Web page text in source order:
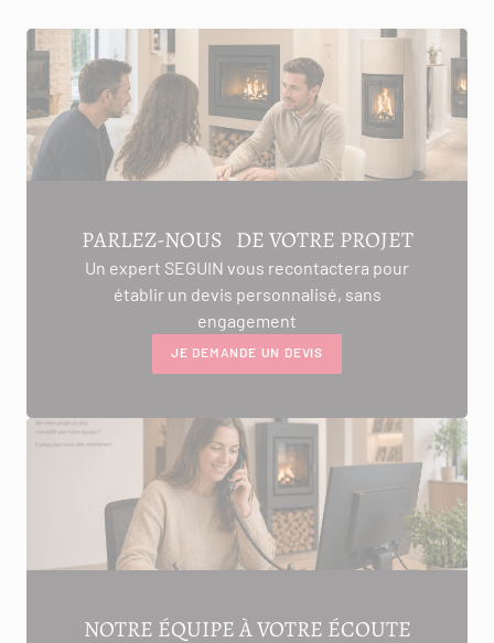
PARLEZ-NOUS DE VOTRE PROJET
Un expert SEGUIN vous recontactera pour
établir un devis personnalisé, sans
engagement
JE DEMANDE UN DEVIS
NOTRE ÉQUIPE À VOTRE ÉCOUTE